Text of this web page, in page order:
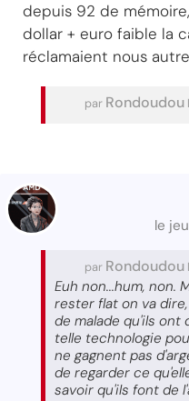
depuis 92 de
dollar + euro faible la
réclamaient nous
par Rondoudou
le
par Rondoudou
Euh non...hum, non.
rester flat on va
de malade qu'ils
telle technologie
ne gagnent pas
de regarder ce
savoir qu'ils font de